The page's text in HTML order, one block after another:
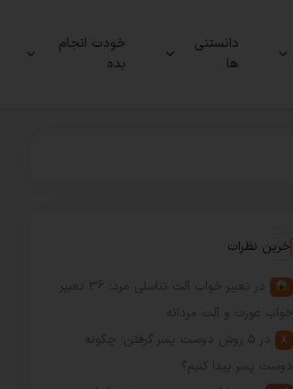
دانستنی
ها
خودت انجام
بده
آخرین نظرات
در
تعبیر خواب آلت تناسلی مرد: 36 تعبیر
خواب عورت و آلت مردانه
X در
5 روش دوست پسر گرفتن؛ چگونه
دوست پسر پیدا کنیم؟